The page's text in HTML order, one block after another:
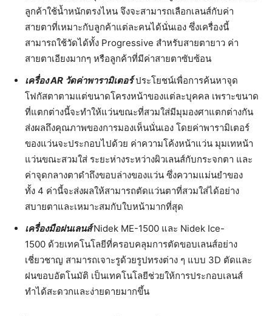
ลูกค้าใช้น้ำหนักตรงไหน จึงจะสามารถเลือกเลนส์กับค่า
สายตาที่เหมาะกับลูกค้าแต่ละคนได้นั่นเอง ซึ่งเครื่องนี้
สามารถใช้วัดได้ทั้ง Progressive สำหรับสายตายาว ค่า
สายตาเอียงมากๆ หรือลูกค้าที่มีค่าสายตาซับซ้อน
เครื่องAR วัดค่าพารามิเตอร์ประโยชน์เพื่อการค้นหาจุด
โฟกัสตาตามแต่ขนาดโครงหน้าของแต่ละบุคคล เพราะขนาด
ที่แตกต่างนี้จะทำให้แว่นขณะที่สวมใส่มีมุมองศาแตกต่างกัน
ส่งผลถึงคุณภาพของการมองเห็นนั่นเอง โดยค่าพารามิเตอร์
ของแว่นจะประกอบไปด้วย ค่าความโค้งหน้าแว่น มุมเทหน้า
แว่นขณะสวมใส่ ระยะห่างระหว่างผิวเลนส์กับกระจกตา และ
ค่าจุดกลางตาดำถึงขอบล่างของแว่น ซึ่งความแม่นยำของ
ทั้ง 4 ค่านี้จะส่งผลให้สามารถตัดแว่นตาที่สวมใส่ได้อย่าง
สบายตาและเหมาะสมกับใบหน้ามากที่สุด
เครื่องมือฝนเลนส์ Nidek ME-1500 และ Nidek Ice-
1500 ด้วยเทคโนโลยีที่ครอบคลุมการตัดขอบเลนส์อย่าง
เชี่ยวชาญ สามารถเจาะรูด้วยรูปทรงต่าง ๆ แบบ 3D ตัดและ
ฝนขอบอัตโนมัติ เป็นเทคโนโลยีช่วยให้การประกอบเลนส์
ทำได้สะดวกและง่ายดายมากขึ้น